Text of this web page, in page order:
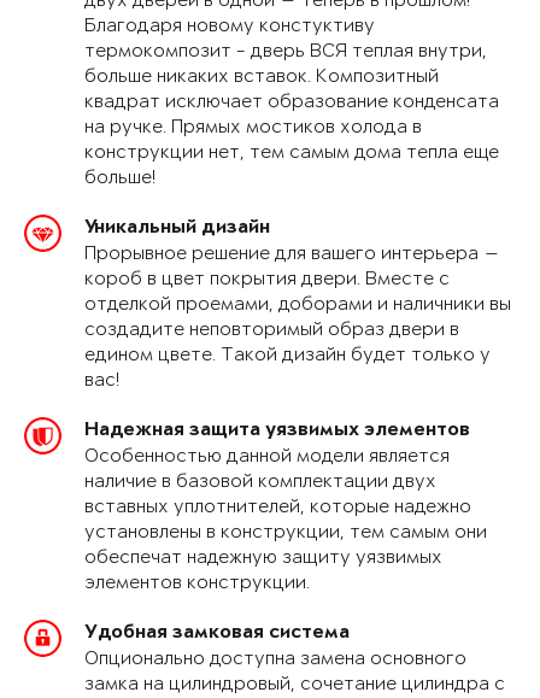
Благодаря новому констуктиву
термокомпозит - дверь ВСЯ теплая внутри,
больше никаких вставок. Композитный
квадрат исключает образование конденсата
на ручке. Прямых мостиков холода в
конструкции нет, тем самым дома тепла еще
больше!
Уникальный дизайн
Прорывное решение для вашего интерьера —
короб в цвет покрытия двери. Вместе с
отделкой проемами, доборами и наличники вы
создадите неповторимый образ двери в
едином цвете. Такой дизайн будет только у
вас!
Надежная защита уязвимых элементов
Особенностью данной модели является
наличие в базовой комплектации двух
вставных уплотнителей, которые надежно
установлены в конструкции, тем самым они
обеспечат надежную защиту уязвимых
элементов конструкции.
Удобная замковая система
Опционально доступна замена основного
замка на цилиндровый, сочетание цилиндра с